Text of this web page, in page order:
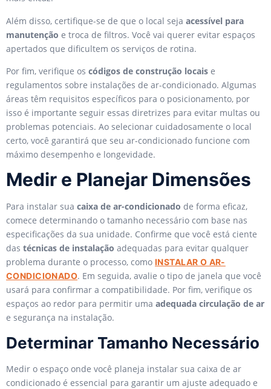
Além disso, certifique-se de que o local seja acessível para
manutenção e troca de filtros. Você vai querer evitar espaços
apertados que dificultem os serviços de rotina.
Por fim, verifique os códigos de construção locais e
regulamentos sobre instalações de ar-condicionado. Algumas
áreas têm requisitos específicos para o posicionamento, por
isso é importante seguir essas diretrizes para evitar multas ou
problemas potenciais. Ao selecionar cuidadosamente o local
certo, você garantirá que seu ar-condicionado funcione com
máximo desempenho e longevidade.
Medir e Planejar Dimensões
Para instalar sua caixa de ar-condicionado de forma eficaz,
comece determinando o tamanho necessário com base nas
especificações da sua unidade. Confirme que você está ciente
das técnicas de instalação adequadas para evitar qualquer
problema durante o processo, como INSTALAR O AR-
CONDICIONADO. Em seguida, avalie o tipo de janela que você
usará para confirmar a compatibilidade. Por fim, verifique os
espaços ao redor para permitir uma adequada circulação de ar
e segurança na instalação.
Determinar Tamanho Necessário
Medir o espaço onde você planeja instalar sua caixa de ar
condicionado é essencial para garantir um ajuste adequado e